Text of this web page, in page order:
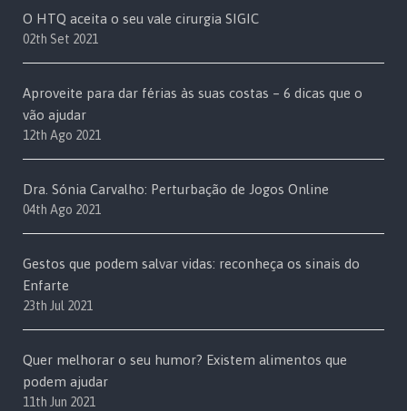
O HTQ aceita o seu vale cirurgia SIGIC
02th Set 2021
Aproveite para dar férias às suas costas – 6 dicas que o
vão ajudar
12th Ago 2021
Dra. Sónia Carvalho: Perturbação de Jogos Online
04th Ago 2021
Gestos que podem salvar vidas: reconheça os sinais do
Enfarte
23th Jul 2021
Quer melhorar o seu humor? Existem alimentos que
podem ajudar
11th Jun 2021